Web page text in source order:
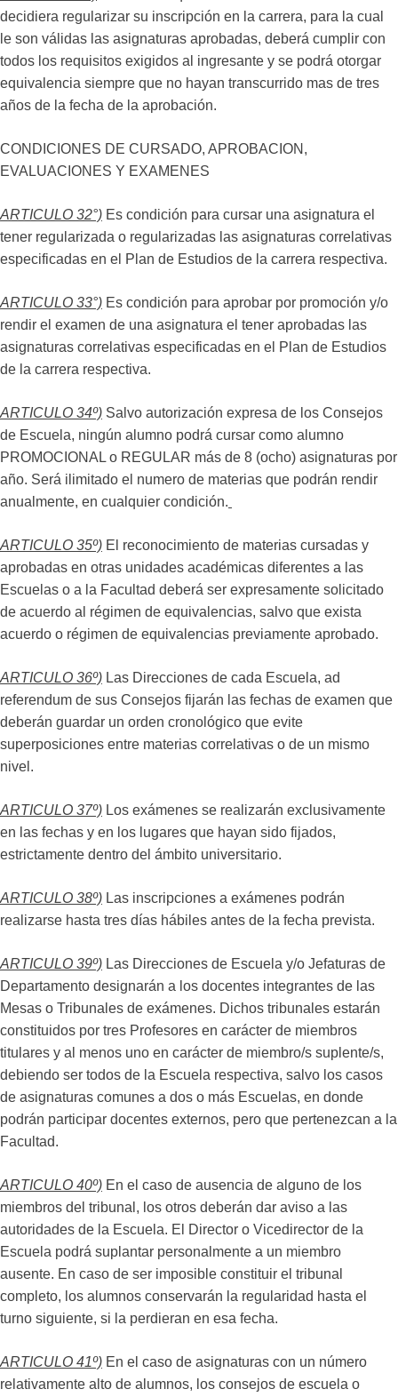
decidiera regularizar su inscripción en la carrera, para la cual
le son válidas las asignaturas aprobadas, deberá cumplir con
todos los requisitos exigidos al ingresante y se podrá otorgar
equivalencia siempre que no hayan transcurrido mas de tres
años de la fecha de la aprobación.
CONDICIONES DE CURSADO, APROBACION,
EVALUACIONES Y EXAMENES
ARTICULO 32°) Es condición para cursar una asignatura el
tener regularizada o regularizadas las asignaturas correlativas
especificadas en el Plan de Estudios de la carrera respectiva.
ARTICULO 33°) Es condición para aprobar por promoción y/o
rendir el examen de una asignatura el tener aprobadas las
asignaturas correlativas especificadas en el Plan de Estudios
de la carrera respectiva.
ARTICULO 34º) Salvo autorización expresa de los Consejos
de Escuela, ningún alumno podrá cursar como alumno
PROMOCIONAL o REGULAR más de 8 (ocho) asignaturas por
año. Será ilimitado el numero de materias que podrán rendir
anualmente, en cualquier condición.
ARTICULO 35º) El reconocimiento de materias cursadas y
aprobadas en otras unidades académicas diferentes a las
Escuelas o a la Facultad deberá ser expresamente solicitado
de acuerdo al régimen de equivalencias, salvo que exista
acuerdo o régimen de equivalencias previamente aprobado.
ARTICULO 36º) Las Direcciones de cada Escuela, ad
referendum de sus Consejos fijarán las fechas de examen que
deberán guardar un orden cronológico que evite
superposiciones entre materias correlativas o de un mismo
nivel.
ARTICULO 37º) Los exámenes se realizarán exclusivamente
en las fechas y en los lugares que hayan sido fijados,
estrictamente dentro del ámbito universitario.
ARTICULO 38º) Las inscripciones a exámenes podrán
realizarse hasta tres días hábiles antes de la fecha prevista.
ARTICULO 39º) Las Direcciones de Escuela y/o Jefaturas de
Departamento designarán a los docentes integrantes de las
Mesas o Tribunales de exámenes. Dichos tribunales estarán
constituidos por tres Profesores en carácter de miembros
titulares y al menos uno en carácter de miembro/s suplente/s,
debiendo ser todos de la Escuela respectiva, salvo los casos
de asignaturas comunes a dos o más Escuelas, en donde
podrán participar docentes externos, pero que pertenezcan a la
Facultad.
ARTICULO 40º) En el caso de ausencia de alguno de los
miembros del tribunal, los otros deberán dar aviso a las
autoridades de la Escuela. El Director o Vicedirector de la
Escuela podrá suplantar personalmente a un miembro
ausente. En caso de ser imposible constituir el tribunal
completo, los alumnos conservarán la regularidad hasta el
turno siguiente, si la perdieran en esa fecha.
ARTICULO 41º) En el caso de asignaturas con un número
relativamente alto de alumnos, los consejos de escuela o